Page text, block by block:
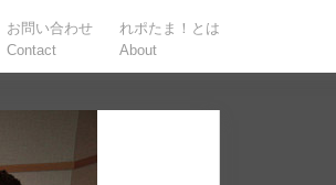
お問い合わせ
Contact
れポたま！とは
About